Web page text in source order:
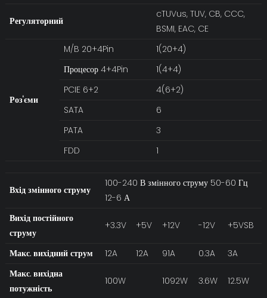
Регуляторний
cTUVus, TUV, CB, CCC,
BSMI, EAC, CE
Роз'єми
M/B 20+4Pin
1(20+4)
Процесор 4+4Pin
1(4+4)
PCIE 6+2
4(6+2)
SATA
6
PATA
3
FDD
1
Вхід змінного струму
100-240 В змінного струму 50-60 Гц
12-6 А
Вихід постійного
струму
+3.3V +5V +12V -12V +5VSB
Макс. вихідний струм 12A 12A 91A 0.3A
3A
Макс. вихідна
потужність
100W 1092W 3.6W 12.5W